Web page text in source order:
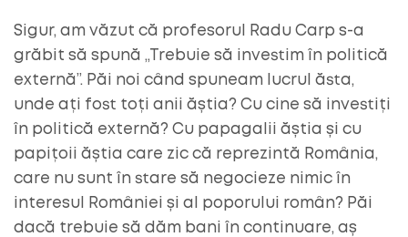
Sigur, am văzut că profesorul Radu Carp s-a
grăbit să spună „Trebuie să investim în politică
externă”. Păi noi când spuneam lucrul ăsta,
unde ați fost toți anii ăștia? Cu cine să investiți
în politică externă? Cu papagalii ăștia și cu
papițoii ăștia care zic că reprezintă România,
care nu sunt în stare să negocieze nimic în
interesul României și al poporului român? Păi
dacă trebuie să dăm bani în continuare, aș